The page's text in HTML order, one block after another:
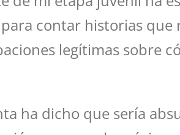
contar historias
legítimas sobre
ha dicho que sería